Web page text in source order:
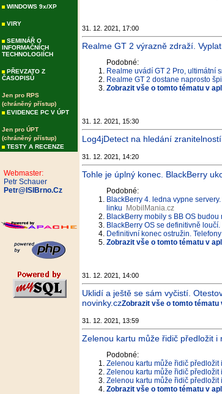
WINDOWS 9x/XP
VIRY
SEMINÁŘ O
INFORMAČNÍCH
TECHNOLOGIÍCH
PŘEVZATO Z
ČASOPISŮ
Jen pro RPS
(chráněný přístup)
EVIDENCE PC V ÚPT
Jen pro ÚPT
(chráněný přístup)
TESTY A RECENZE
Webmaster:
Petr Schauer
Petr@ISIBrno.Cz
31. 12. 2021, 17:00
Realme GT 2 výrazně zdraží.
Podobné:
Realme uvádí GT 2 Pro, ultimátní
Realme GT 2 dostane naprosto
Zobrazit vše o tomto tématu v
31. 12. 2021, 15:30
Log4jDetect na hledání
31. 12. 2021, 14:20
Tohle je úplný konec. BlackBerry
Podobné:
BlackBerry 4. ledna vypne
linku
MobilMania.cz
BlackBerry mobily s BB OS budou
BlackBerry OS se definitivně
Definitivní konec ostružin.
Zobrazit vše o tomto tématu v
31. 12. 2021, 14:00
Uklidí a ještě se sám vyčistí.
novinky.czZobrazit vše o tomto tématu
31. 12. 2021, 13:59
Zelenou kartu může řidič předložit i
Podobné:
Zelenou kartu může řidič
Zelenou kartu může řidič
Zelenou kartu může řidič předložit
Zobrazit vše o tomto tématu v